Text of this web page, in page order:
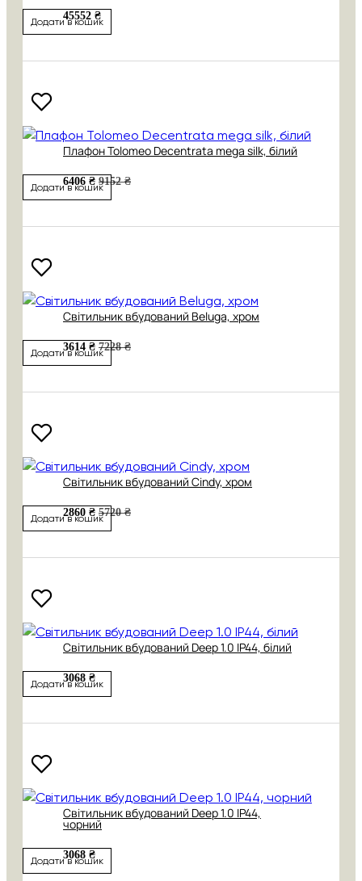
45552 ₴
Додати в кошик
Плафон Tolomeo Decentrata mega silk, білий
6406 ₴ 9152 ₴
Додати в кошик
Світильник вбудований Beluga, хром
3614 ₴ 7228 ₴
Додати в кошик
Світильник вбудований Cindy, хром
2860 ₴ 5720 ₴
Додати в кошик
Світильник вбудований Deep 1.0 IP44, білий
3068 ₴
Додати в кошик
Світильник вбудований Deep 1.0 IP44,
чорний
3068 ₴
Додати в кошик